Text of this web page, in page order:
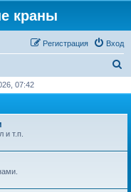
краны
Вход
Регистрация
с
07:42
и т.п.